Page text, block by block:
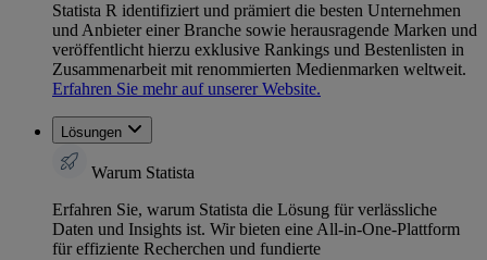
Statista R identifiziert und prämiert die besten Unternehmen
und Anbieter einer Branche sowie herausragende Marken und
veröffentlicht hierzu exklusive Rankings und Bestenlisten in
Zusammenarbeit mit renommierten Medienmarken weltweit.
Erfahren Sie mehr auf unserer Website.
Lösungen
Warum Statista
Erfahren Sie, warum Statista die Lösung für verlässliche
Daten und Insights ist. Wir bieten eine All-in-One-Plattform
für effiziente Recherchen und fundierte